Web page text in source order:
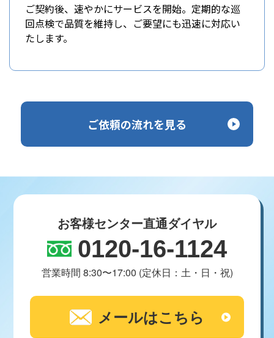
ご契約後、速やかにサービスを開始。定期的な巡
回点検で品質を維持し、ご要望にも迅速に対応い
たします。
ご依頼の流れを見る
お客様センター直通ダイヤル
0120-16-1124
営業時間 8:30〜17:00 (定休日：土・日・祝)
メールはこちら